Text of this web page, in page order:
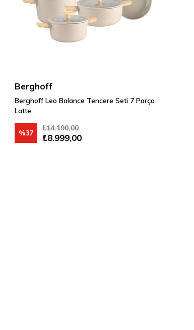
Berghoff
Berghoff Leo Balance Tencere Seti 7 Parça
Latte
₺8.999,00
₺14.190,00
%37